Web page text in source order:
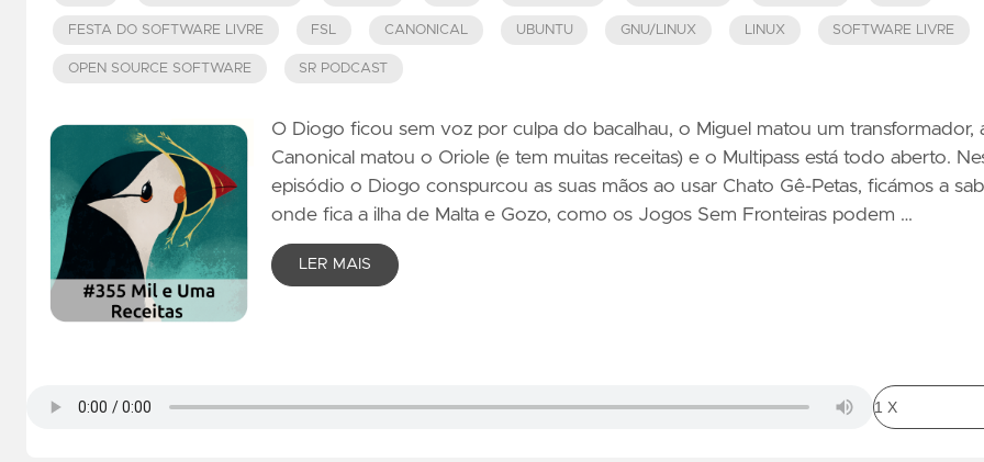
FESTA DO SOFTWARE LIVRE FSL CANONICAL UBUNTU GNU/LINUX LINUX SOFTWARE LIVRE
OPEN SOURCE SOFTWARE SR PODCAST
O Diogo ficou sem voz por culpa do bacalhau, o Miguel matou um transformador,
Canonical matou o Oriole (e tem muitas receitas) e o Multipass está todo aberto.
episódio o Diogo conspurcou as suas mãos ao usar Chato Gê-Petas, ficámos a
onde fica a ilha de Malta e Gozo, como os Jogos Sem Fronteiras podem …
LER MAIS